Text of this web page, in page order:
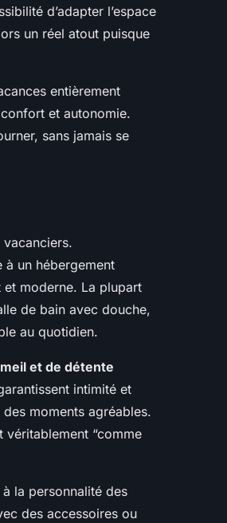
d’adapter l’espace
un réel atout puisque
entièrement
et autonomie.
sans jamais se
à un hébergement
et moderne. La plupart
de bain avec douche,
au quotidien.
et de détente
intimité et
moments agréables.
véritablement “comme
à la personnalité des
des accessoires ou